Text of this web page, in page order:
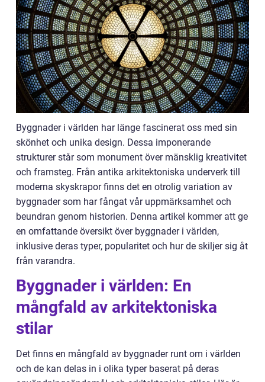
Byggnader i världen har länge fascinerat oss med sin
skönhet och unika design. Dessa imponerande
strukturer står som monument över mänsklig kreativitet
och framsteg. Från antika arkitektoniska underverk till
moderna skyskrapor finns det en otrolig variation av
byggnader som har fångat vår uppmärksamhet och
beundran genom historien. Denna artikel kommer att ge
en omfattande översikt över byggnader i världen,
inklusive deras typer, popularitet och hur de skiljer sig åt
från varandra.
Byggnader i världen: En
mångfald av arkitektoniska
stilar
Det finns en mångfald av byggnader runt om i världen
och de kan delas in i olika typer baserat på deras